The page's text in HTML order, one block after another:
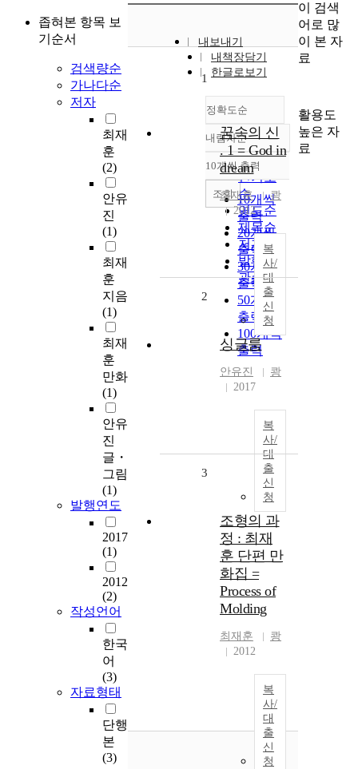
좁혀본 항목 보
기순서
검색량순
가나다순
저자
최재
훈
(2)
안유
진
(1)
최재
훈
지음
(1)
최재
훈
만화
(1)
안유
진
글・
그림
(1)
발행연도
2017
(1)
2012
(2)
작성언어
한국
어
(3)
자료형태
단행
본
(3)
내보내기
내책장담기
한글로보기
정확도순
정확도
순
인기도
순
연도순
제목순
저자순
발행기
관순
내림차순
내림차순
10개씩 출력
10개씩
출력
20개씩
출력
30개씩
출력
50개씩
출력
100개씩
출력
조회
1
꿈속의 신
. 1 = God in
dream
최재훈
쾅
2012
복
사/
대
출
신
청
2
싱글룸
안유진
쾅
2017
복
사/
대
출
신
청
3
조형의 과
정 : 최재
훈 단편 만
화집 =
Process of
Molding
최재훈
쾅
2012
복
사/
대
출
신
청
이 검색
어로 많
이 본 자
료
활용도
높은 자
료